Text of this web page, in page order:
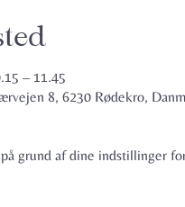
– 11.45
8, 6230 Rødekro,
grund af dine indstillinger